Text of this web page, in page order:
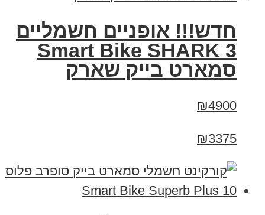
חדש!!! אופניים חשמליים
Smart Bike SHARK 3
סמארט בייק שארק
₪4900
₪3375